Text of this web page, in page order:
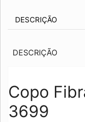
DESCRIÇÃO
DESCRIÇÃO
Copo
3699